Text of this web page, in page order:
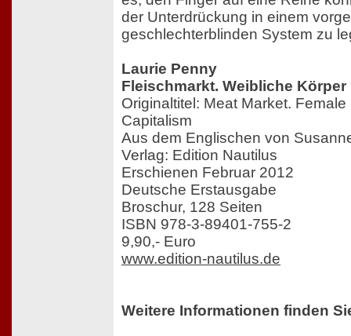
der Unterdrückung in einem
geschlechterblinden System zu
Laurie Penny
Fleischmarkt. Weibliche
Originaltitel: Meat Market.
Capitalism
Aus dem Englischen von
Verlag: Edition Nautilus
Erschienen Februar 2012
Deutsche Erstausgabe
Broschur, 128 Seiten
ISBN 978-3-89401-755-2
9,90,- Euro
www.edition-nautilus.de
Weitere Informationen finden